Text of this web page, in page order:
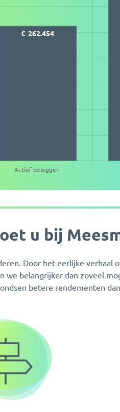
u bij
Door het eerlijke verhaal
belangrijker dan zoveel
betere rendementen